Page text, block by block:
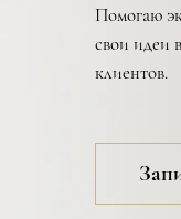
Помогаю
свои идеи
клиентов.